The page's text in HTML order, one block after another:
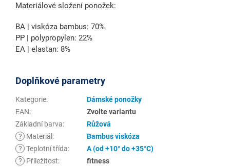
Materiálové složení ponožek:
BA | viskóza bambus: 70%
PP | polypropylen: 22%
EA | elastan: 8%
Doplňkové parametry
Kategorie:
Dámské ponožky
EAN:
Zvolte variantu
Základní barva:
Růžová
?
Materiál :
Bambus viskóza
? Teplotní třída:
A (od +10° do +35°C)
?
Příležitost:
fitness